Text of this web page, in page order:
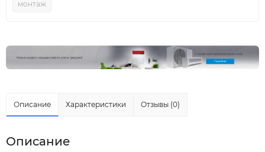
монтаж
Описание Характеристики Отзывы (0)
Описание